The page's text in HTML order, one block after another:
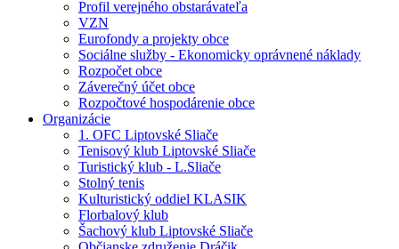
Profil verejného obstarávateľa
VZN
Eurofondy a projekty obce
Sociálne služby - Ekonomicky oprávnené náklady
Rozpočet obce
Záverečný účet obce
Rozpočtové hospodárenie obce
Organizácie
1. OFC Liptovské Sliače
Tenisový klub Liptovské Sliače
Turistický klub - L.Sliače
Stolný tenis
Kulturistický oddiel KLASIK
Florbalový klub
Šachový klub Liptovské Sliače